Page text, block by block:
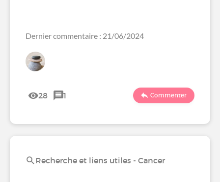
Dernier commentaire : 21/06/2024
28 1 Commenter
Recherche et liens utiles - Cancer